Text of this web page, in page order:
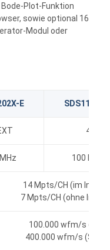
Plot-Funktion
sowie optional 16
Modul oder
E SDS1104X-
4
100 MHz
14 Mpts/CH (im
7 Mpts/CH (ohne
100.000 wfm/s
400.000 wfm/s